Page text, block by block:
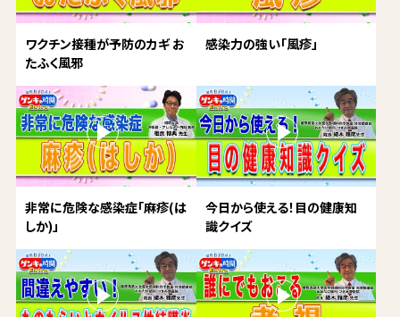
ワクチン接種が予防のカギ お
たふく風邪
感染力の強い「風疹」
非常に危険な感染症「麻疹(は
しか)」
今日から使える！目の健康知
識クイズ